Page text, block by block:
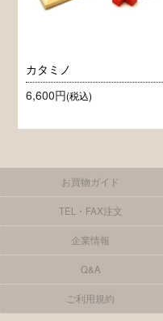
カタミノ
6,600円(税込)
お買物ガイド
TEL・FAX注文
企業情報
Q&A
ご利用規約